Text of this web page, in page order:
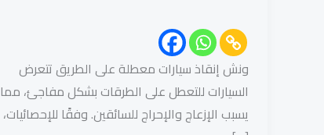
ونش إنقاذ سيارات معطلة على الطريق تتعرض
السيارات للتعطل على الطرقات بشكل مفاجئ، مما
يسبب الإزعاج والإحراج للسائقين. وفقًا للإحصائيات،